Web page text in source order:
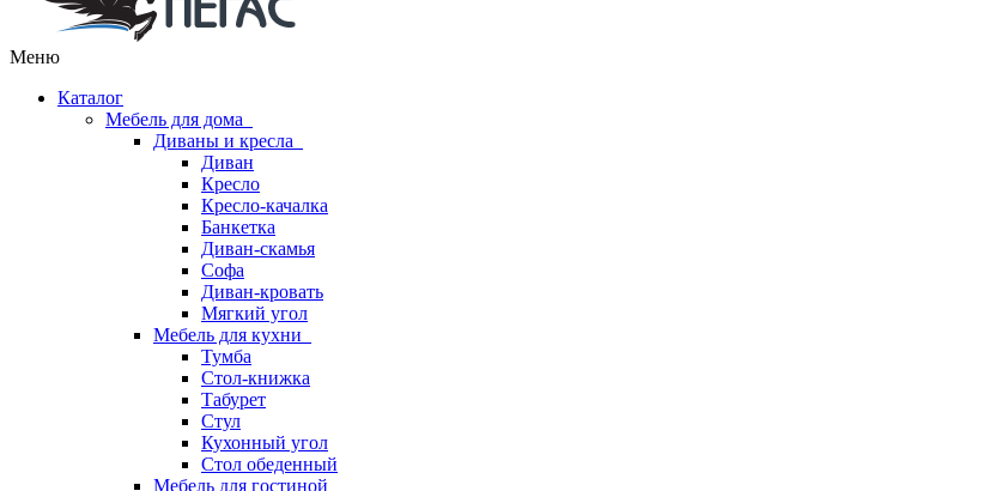
Меню
Каталог
Мебель для дома
Диваны и кресла
Диван
Кресло
Кресло-качалка
Банкетка
Диван-скамья
Софа
Диван-кровать
Мягкий угол
Мебель для кухни
Тумба
Стол-книжка
Табурет
Стул
Кухонный угол
Стол обеденный
Мебель для гостиной